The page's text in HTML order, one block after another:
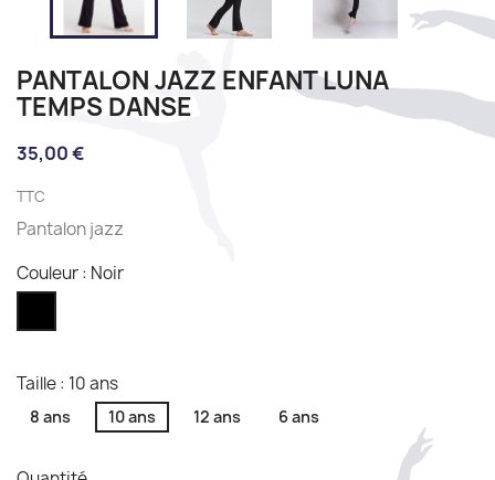
PANTALON JAZZ ENFANT LUNA
TEMPS DANSE
35,00 €
TTC
Pantalon jazz
Couleur : Noir
Taille : 10 ans
8 ans 10 ans 12 ans 6 ans